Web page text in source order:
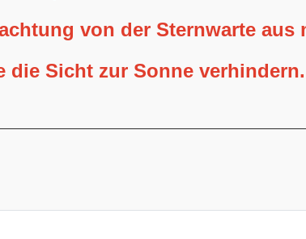
von der Sternwarte aus
die Sicht zur Sonne verhindern.